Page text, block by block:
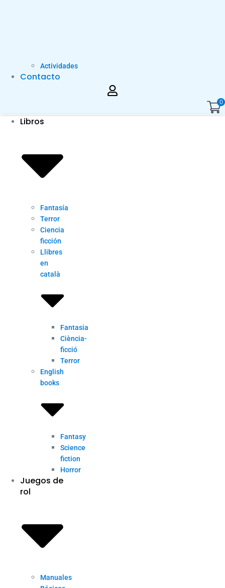
Actividades
Contacto
0
Libros
Fantasía
Terror
Ciencia
ficción
Llibres
en
català
Fantasia
Ciència-
ficció
Terror
English
books
Fantasy
Science
fiction
Horror
Juegos de
rol
Manuales